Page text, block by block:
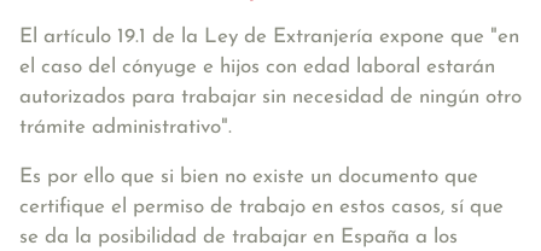
El artículo 19.1 de la Ley de Extranjería expone que "en
el caso del cónyuge e hijos con edad laboral estarán
autorizados para trabajar sin necesidad de ningún otro
trámite administrativo".
Es por ello que si bien no existe un documento que
certifique el permiso de trabajo en estos casos, sí que
se da la posibilidad de trabajar en España a los